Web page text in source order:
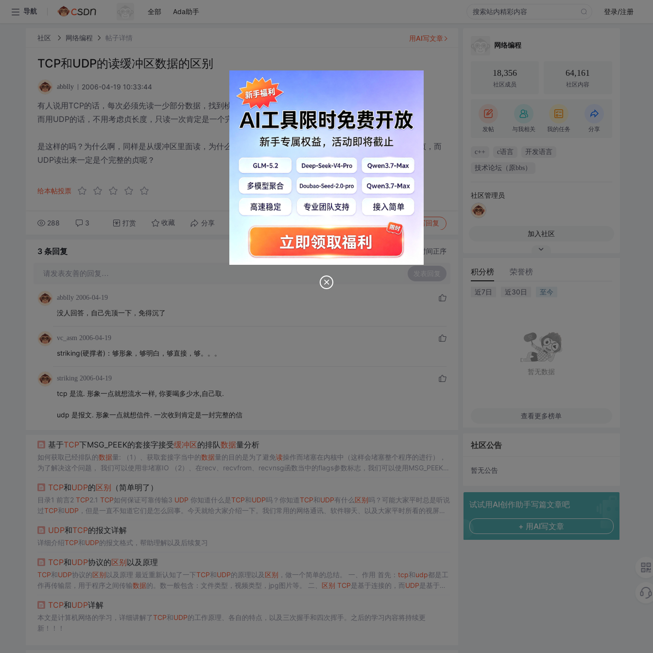
导航 全部 Ada助手 登录/注册
社区 网络编程 帖子详情
TCP和UDP的读缓冲区数据的区别
abblly 2006-04-19 10:33:44
有人说用TCP的话，每次必须先读一少部分数据，找到桢头和贞长度，然后按照贞长度，再读整个贞；
而用UDP的话，不用考虑贞长度，只读一次肯定是一个完整的贞。
是这样的吗？为什么啊，同样是从缓冲区里面读，为什么TCP读出来不一定是一个完整的贞，需要自己判断完整贞，而
UDP读出来一定是个完整的贞呢？
给本帖投票
288 3 打赏 收藏 分享 写回复
用AI写文章
3 条回复 切换为时间正序
请发表友善的回复… 发表回复
abblly 2006-04-19
没人回答，自己先顶一下，免得沉了
vc_asm 2006-04-19
striking(硬撑者)：够形象，够明白，够直接，够。。。
striking 2006-04-19
tcp 是流. 形象一点就想流水一样, 你要喝多少水,自己取.
udp 是报文. 形象一点就想信件. 一次收到肯定是一封完整的信
基于TCP下MSG_PEEK的套接字接受缓冲区的排队数据量分析
如何获取已经排队的数据量: （1）、获取套接字当中的数据量的目的是为了避免读操作而堵塞在内核中（这样会堵塞整个程序的进行），
为了解决这个问题， 我们可以使用非堵塞IO （2）、在recv、recvfrom、recvnsg函数当中的flags参数标志，我们可以使用MSG_PEEK标
TCP和UDP的区别 （简单明了）
目录1 前言2 TCP2.1 TCP如何保证可靠传输3 UDP 你知道什么是TCP和UDP吗？你知道TCP和UDP有什么区别吗？可能大家平时总是听说
过TCP和UDP ，但是一直不知道它们是怎么回事。今天就给大家介绍一下。我们常用的网络通讯、软件聊天、以及大家平时所看的视屏都
UDP都是在传输层，在程序之间传输
UDP和TCP的报文详解
详细介绍TCP和UDP的报文格式，帮助理解以及后续复习
TCP和UDP协议的区别以及原理
TCP和UDP协议的区别以及原理 最近重新认知了一下TCP和UDP的原理以及 区别 ，做一个简单的总结。 一、作用 首先： tcp和udp都是工
作再传输层，用于程序之间传输数据 的。数一般包含：文件类型，视频类型，jpg图片等。 二、 区别 TCP是基于连接的，而UDP是基于非
览网页等等udp的优点是速度快，但是可能产生丢包，所以适用于对实时性要求较高但是对少量丢包并没有太大要求的场景。比如
TCP和UDP详解
本文是计算机网络的学习，详细讲解了TCP和UDP的工作原理、各自的特点，以及三次握手和四次挥手。之后的学习内容将持续更
新！！！
网络编程
18,356
社区成员
64,161
社区内容
发帖 与我相关 我的任务 分享
c++ c语言 开发语言
技术论坛（原bbs）
社区管理员
加入社区
积分榜 荣誉榜
近7日 近30日 至今
暂无数据
查看更多榜单
社区公告
暂无公告
试试用AI创作助手写篇文章吧
+ 用AI写文章